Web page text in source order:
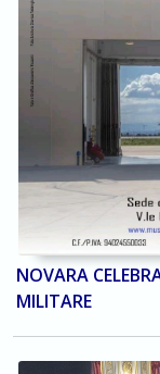
NOVARA
MILITARE